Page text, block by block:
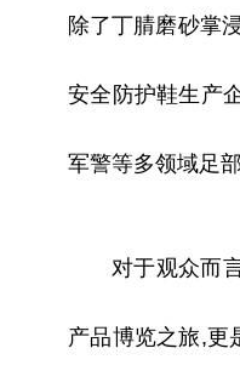
除了丁腈磨砂掌
安全防护鞋生产
军警等多领域足
对于观众而
产品博览之旅,更